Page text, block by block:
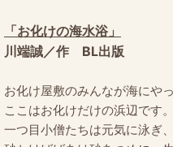
「お化けの海水浴」
川端誠／作 BL出版
お化け屋敷のみんなが海にや
ここはお化けだけの浜辺です。
一つ目小僧たちは元気に泳ぎ